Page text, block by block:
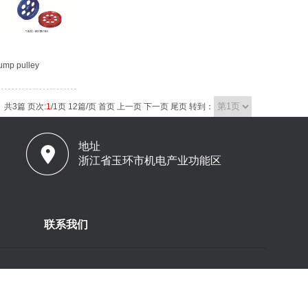
pulley
共3篇 页次:1/1页 12篇/页 首页 上一页 下一页 尾页 转到：
地址
浙江省玉环市机电产业功能区
联系我们